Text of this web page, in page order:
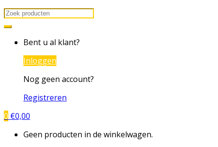
Search
for:
Bent u al klant?
Inloggen
Nog geen account?
Registreren
0 €0,00
Geen producten in de winkelwagen.